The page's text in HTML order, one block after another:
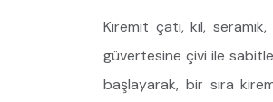
Kiremit çatı, kil,
güvertesine çivi ile
başlayarak, bir sıra